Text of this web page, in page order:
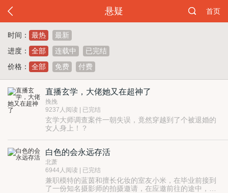
悬疑 首页
时间： 最热
最新
进度：
全部 连载中
已完结
价格：
全部 免费 付费
直播玄学，大佬她又在超神了
挽挽
9237人阅读 | 已完结
玄学大师调查案件一朝失误，竟然穿越到了个被退婚的
女人身上！？
算卦起盘奇门遁甲、五行六爻七星八卦，她信手拈来。
直播见鬼了！她抓！评论见煞了！她灭！
总之一句话，大佬来袭，魑魅魍魉统统闪开！
白色的会永远存活
北萧
6944人阅读 | 已完结
兼职模特的蓝茵和擅长化妆的室友小米，在毕业前接到
了一份知名摄影师的拍摄邀请，在应邀前往的途中，缠